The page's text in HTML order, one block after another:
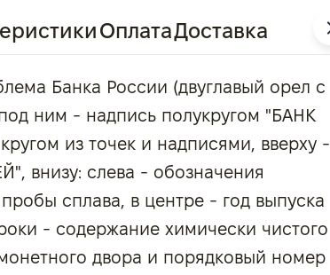
ОплатаДоставка
Банка России (двуглавый орел с
ним - надпись полукругом "БАНК
из точек и надписями, вверху -
внизу: слева - обозначения
сплава, в центре - год выпуска
- содержание химически чистого
двора и порядковый номер